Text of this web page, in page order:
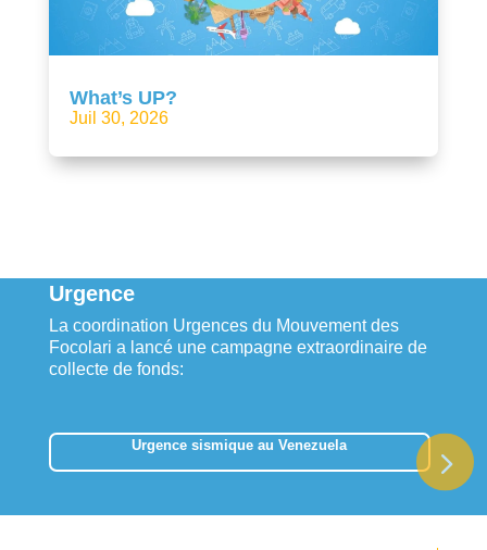
What’s UP?
Juil 30, 2026
Urgence
La coordination Urgences du Mouvement des
Focolari a lancé une campagne extraordinaire de
collecte de fonds:
Urgence sismique au Venezuela